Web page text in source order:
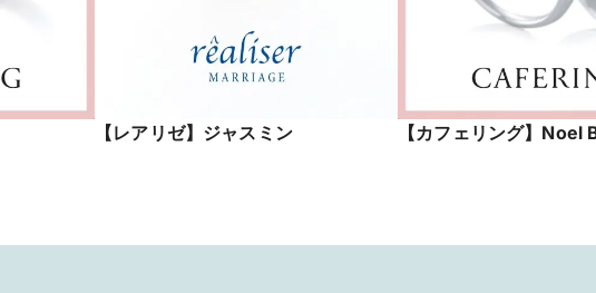
【レアリゼ】ジャスミン 【カフェリング】Noel